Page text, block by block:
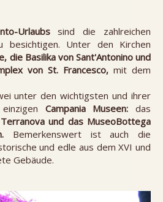
Urlaubssind die zahlreichen
besichtigen. Unter den Kirchen
die Basilika von Sant'Antonino und
von St. Francesco, mit dem
unter den wichtigsten und ihrer
Campania Museen: das
und das MuseoBottega
Bemerkenswert ist auch die
und edle aus dem XVI und
Gebäude.